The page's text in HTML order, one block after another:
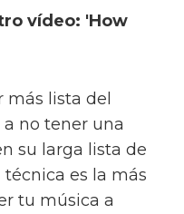
vídeo: 'How
más lista del
a no tener una
su larga lista de
es la más
tu música a